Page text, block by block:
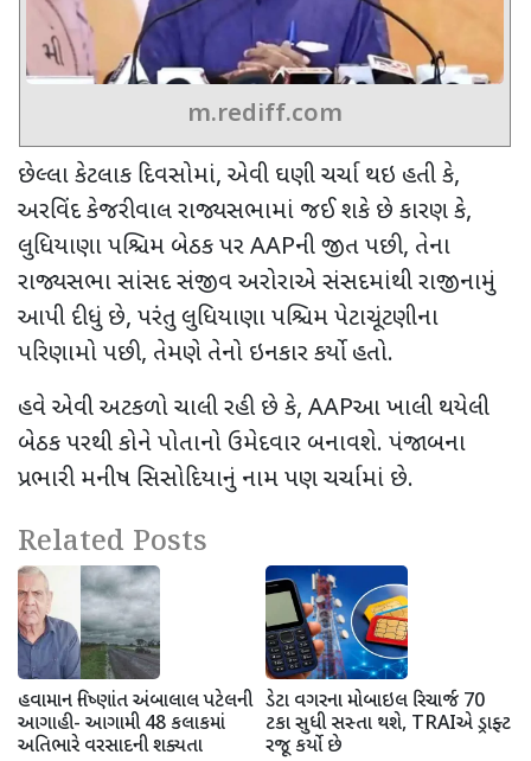
m.rediff.com
છેલ્લા કેટલાક દિવસોમાં, એવી ઘણી ચર્ચા થઇ હતી કે,
અરવિંદ કેજરીવાલ રાજ્યસભામાં જઈ શકે છે કારણ કે,
લુધિયાણા પશ્ચિમ બેઠક પરAAPની જીત પછી, તેના
રાજ્યસભા સાંસદ સંજીવ અરોરાએ સંસદમાંથી રાજીનામું
આપી દીધું છે, પરંતુ લુધિયાણા પશ્ચિમ પેટાચૂંટણીના
પરિણામો પછી, તેમણે તેનો ઇનકાર કર્યો હતો.
હવે એવી અટકળો ચાલી રહી છે કે, AAPઆ ખાલી થયેલી
બેઠક પરથી કોને પોતાનો ઉમેદવાર બનાવશે. પંજાબના
પ્રભારી મનીષ સિસોદિયાનું નામ પણ ચર્ચામાં છે.
Related Posts
હવામાન નિષ્ણાંત અંબાલાલ પટેલની
આગાહી- આગામી 48 કલાકમાં
અતિભારે વરસાદની શક્યતા
ડેટા વગરના મોબાઇલ રિચાર્જ 70
ટકા સુધી સસ્તા થશે, TRAIએ ડ્રાફ્ટ
રજૂ કર્યો છે